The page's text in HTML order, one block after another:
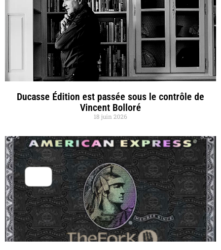
Ducasse Édition est passée sous le contrôle de
Vincent Bolloré
18 juin 2026